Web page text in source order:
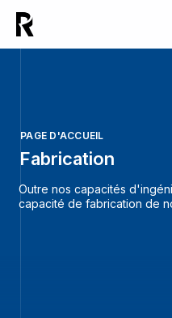
PAGE D'ACCUEIL
Fabrication
Outre nos capacités
capacité de fabrication de